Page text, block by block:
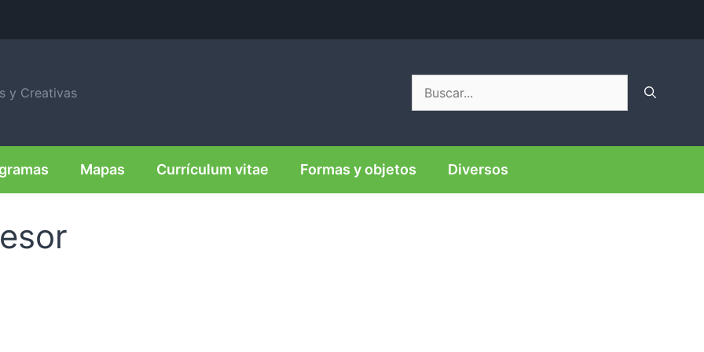
y Creativas
Mapas Currículum vitae Formas y objetos Diversos